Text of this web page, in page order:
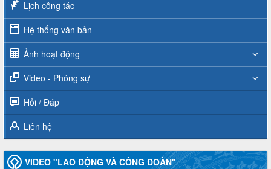
Lịch công tác
Hệ thống văn bản
Ảnh hoạt động
Video - Phóng sự
Hỏi / Đáp
Liên hệ
VIDEO "LAO ĐỘNG VÀ CÔNG ĐOÀN"